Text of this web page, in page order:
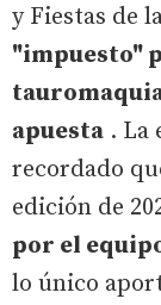
y Fiestas de
"impuesto"
apuesta . La
recordado
edición de
por el
lo único